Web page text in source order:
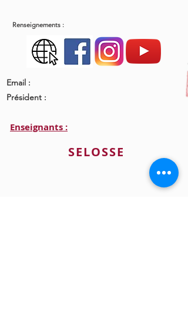
Renseignements :
Email :
Président :
Enseignants :
SELOSSE